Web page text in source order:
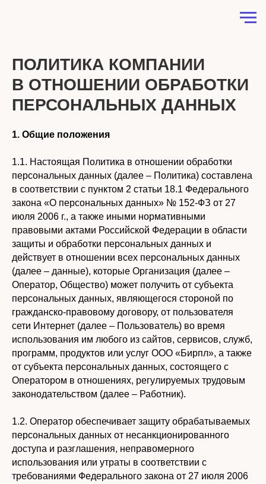
ПОЛИТИКА КОМПАНИИ
В ОТНОШЕНИИ ОБРАБОТКИ
ПЕРСОНАЛЬНЫХ ДАННЫХ
1. Общие положения
1.1. Настоящая Политика в отношении обработки
персональных данных (далее – Политика) составлена
в соответствии с пунктом 2 статьи 18.1 Федерального
закона «О персональных данных» № 152-ФЗ от 27
июля 2006 г., а также иными нормативными
правовыми актами Российской Федерации в области
защиты и обработки персональных данных и
действует в отношении всех персональных данных
(далее – данные), которые Организация (далее –
Оператор, Общество) может получить от субъекта
персональных данных, являющегося стороной по
гражданско-правовому договору, от пользователя
сети Интернет (далее – Пользователь) во время
использования им любого из сайтов, сервисов, служб,
программ, продуктов или услуг ООО «Бирпл», а также
от субъекта персональных данных, состоящего с
Оператором в отношениях, регулируемых трудовым
законодательством (далее – Работник).
1.2. Оператор обеспечивает защиту обрабатываемых
персональных данных от несанкционированного
доступа и разглашения, неправомерного
использования или утраты в соответствии с
требованиями Федерального закона от 27 июля 2006